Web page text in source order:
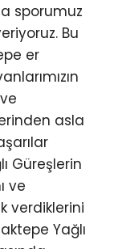
sporumuz
Bu
er
asla
Güreşlerin
ve
verdiklerini
Yağlı